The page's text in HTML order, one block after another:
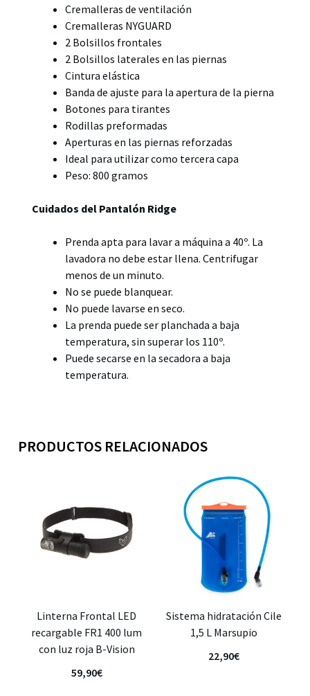
Cremalleras de ventilación
Cremalleras NYGUARD
2 Bolsillos frontales
2 Bolsillos laterales en las piernas
Cintura elástica
Banda de ajuste para la apertura de la pierna
Botones para tirantes
Rodillas preformadas
Aperturas en las piernas reforzadas
Ideal para utilizar como tercera capa
Peso: 800 gramos
Cuidados del Pantalón Ridge
Prenda apta para lavar a máquina a 40º. La
lavadora no debe estar llena. Centrifugar
menos de un minuto.
No se puede blanquear.
No puede lavarse en seco.
La prenda puede ser planchada a baja
temperatura, sin superar los 110º.
Puede secarse en la secadora a baja
temperatura.
PRODUCTOS RELACIONADOS
Linterna Frontal LED
recargable FR1 400 lum
con luz roja B-Vision
59,90€
Sistema hidratación Cile
1,5 L Marsupio
22,90€